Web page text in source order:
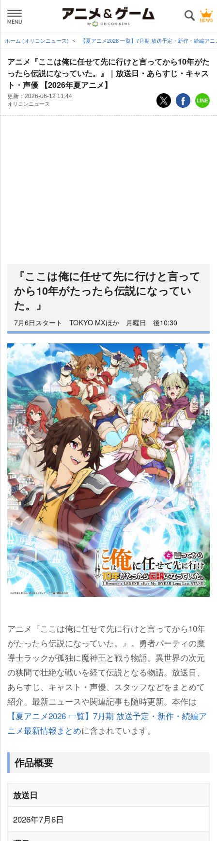
ホーム (オリコンニュース) 【夏アニメ2026 一覧】7月期 放送予定・新作・続編ア
アニメ『ここは俺に任せて先に行けと言ってから10年がた
ったら伝説になっていた。』｜放送日・あらすじ・キャス
ト・声優 【2026年夏アニメ】
更新： 2026-06-12 11:44
オリコンニュース
『ここは俺に任せて先に行けと言って
から10年がたったら伝説になってい
た。』
7月6日スタート TOKYO MXほか 月曜日 後10:30
アニメ『ここは俺に任せて先に行けと言ってから10年
がたったら伝説になっていた。』。勇者パーティの魔
導士ラックが孤独に魔神王と戦う物語。異世界の次元
の狭間で壮絶な戦いを経て伝説となる物語。放送日、
あらすじ、キャスト・声優、スタッフなどをまとめて
紹介。最新ニュースや関連記事も随時更新。本作は
【夏アニメ2026 一覧】7月期 放送予定・新作・続編ア
ニメ最新情報まとめに含まれています。
作品概要
放送日
2026年7月6日